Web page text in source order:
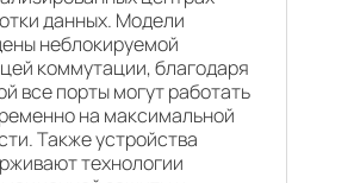
данных. Модели
неблокируемой
коммутации, благодаря
все порты могут работать
на максимальной
Также устройства
технологии